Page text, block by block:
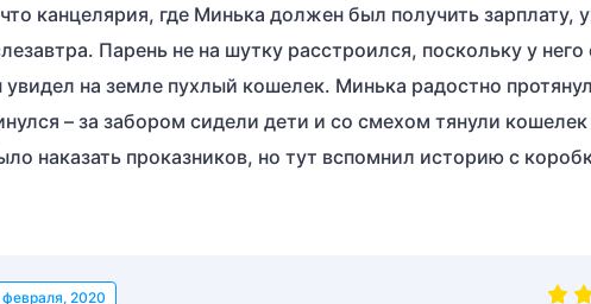
канцелярия, где Минька должен был получить зарплату,
Парень не на шутку расстроился, поскольку у
на земле пухлый кошелек. Минька радостно
– за забором сидели дети и со смехом тянули кошелек
наказать проказников, но тут вспомнил историю с
2020